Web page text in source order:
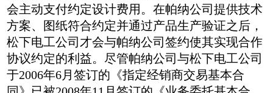
会主动支付约定设计费用。在帕纳公司提供技术
方案、图纸符合约定并通过产品生产验证之后，
松下电工公司才会与帕纳公司签约使其实现合作
协议约定的利益。尽管帕纳公司与松下电工公司
于2006年6月签订的《指定经销商交易基本合